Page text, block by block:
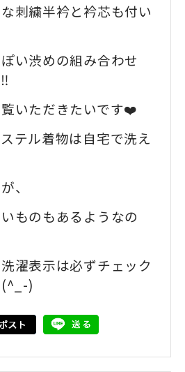
刺繍半衿と衿芯も付い
い渋めの組み合わせ
いただきたいです❤️
テル着物は自宅で洗え
、
ものもあるようなの
濯表示は必ずチェック
(^_-)